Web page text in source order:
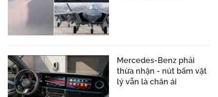
Mercedes-Benz phải
thừa nhận - nút bấm vật
lý vẫn là chân ái